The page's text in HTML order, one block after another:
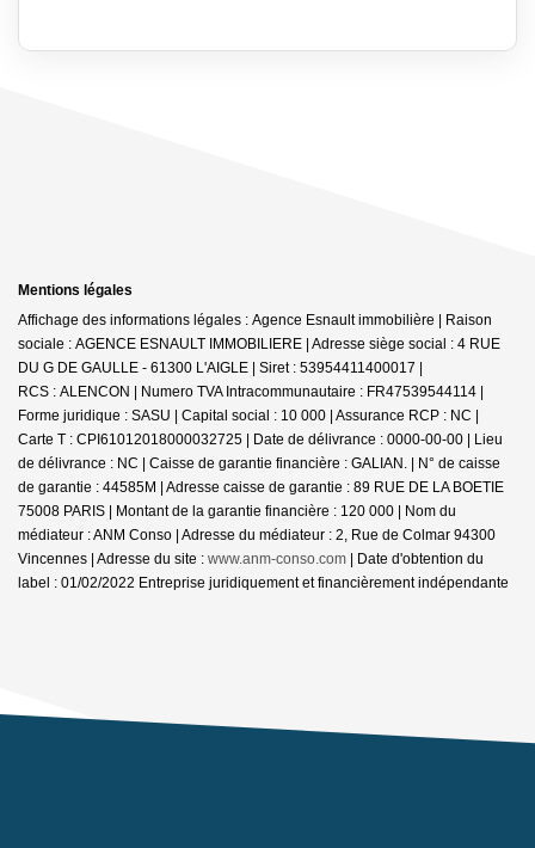
Mentions légales
Affichage des informations légales : Agence Esnault immobilière | Raison
sociale : AGENCE ESNAULT IMMOBILIERE | Adresse siège social : 4 RUE
DU G DE GAULLE - 61300 L'AIGLE | Siret : 53954411400017 |
RCS : ALENCON | Numero TVA Intracommunautaire : FR47539544114 |
Forme juridique : SASU | Capital social : 10 000 | Assurance RCP : NC |
Carte T : CPI61012018000032725 | Date de délivrance : 0000-00-00 | Lieu
de délivrance : NC | Caisse de garantie financière : GALIAN. | N° de caisse
de garantie : 44585M | Adresse caisse de garantie : 89 RUE DE LA BOETIE
75008 PARIS | Montant de la garantie financière : 120 000 | Nom du
médiateur : ANM Conso | Adresse du médiateur : 2, Rue de Colmar 94300
Vincennes | Adresse du site : www.anm-conso.com | Date d'obtention du
label : 01/02/2022 Entreprise juridiquement et financièrement indépendante